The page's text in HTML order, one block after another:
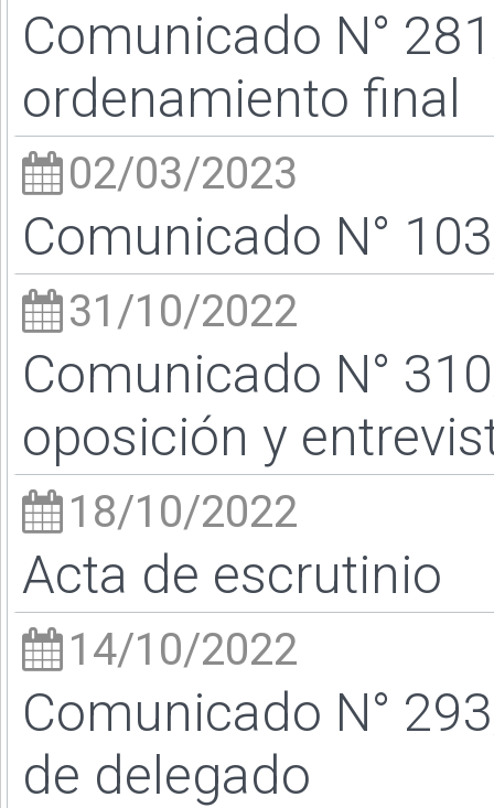
Comunicado N°
ordenamiento final
02/03/2023
Comunicado N°
31/10/2022
Comunicado N°
oposición y
18/10/2022
Acta de escrutinio
14/10/2022
Comunicado N°
de delegado